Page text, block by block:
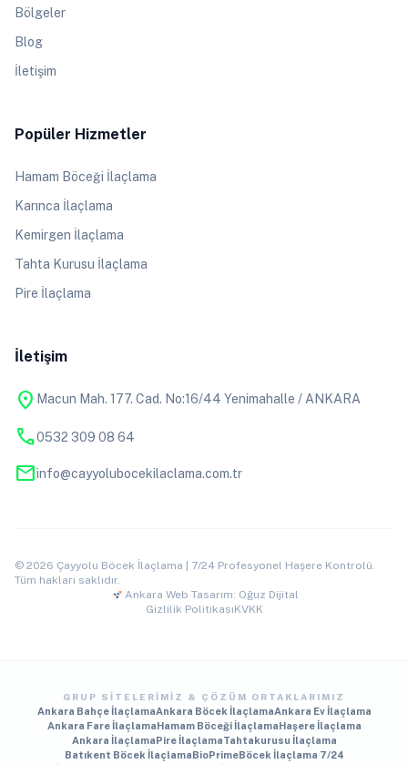
Bölgeler
Blog
İletişim
Popüler Hizmetler
Hamam Böceği İlaçlama
Karınca İlaçlama
Kemirgen İlaçlama
Tahta Kurusu İlaçlama
Pire İlaçlama
İletişim
location_on Macun Mah. 177. Cad. No:16/44 Yenimahalle / ANKARA
phone0532 309 08 64
mailinfo@cayyolubocekilaclama.com.tr
© 2026 Çayyolu Böcek İlaçlama | 7/24 Profesyonel Haşere Kontrolü.
Tüm hakları saklıdır.
Ankara Web Tasarım: Oğuz Dijital
Gizlilik PolitikasıKVKK
GRUP SITELERIMIZ & ÇÖZÜM ORTAKLARIMIZ
Ankara Bahçe İlaçlamaAnkara Böcek İlaçlamaAnkara Ev İlaçlama
Ankara Fare İlaçlamaHamam Böceği İlaçlamaHaşere İlaçlama
Ankara İlaçlamaPire İlaçlamaTahtakurusu İlaçlama
Batıkent Böcek İlaçlamaBioPrimeBöcek İlaçlama 7/24